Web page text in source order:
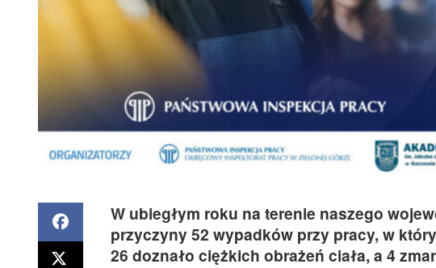
W ubiegłym roku na terenie naszego
przyczyny 52 wypadków przy pracy, w
26 doznało ciężkich obrażeń ciała, a 4